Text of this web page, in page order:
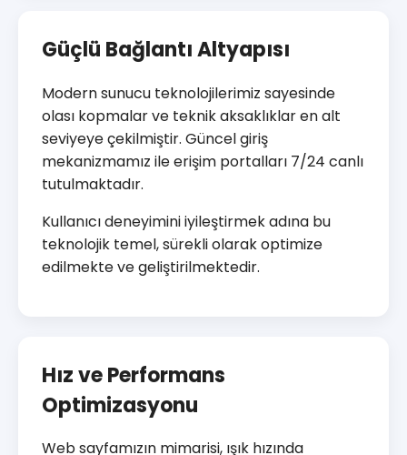
Güçlü Bağlantı Altyapısı
Modern sunucu teknolojilerimiz sayesinde
olası kopmalar ve teknik aksaklıklar en alt
seviyeye çekilmiştir. Güncel giriş
mekanizmamız ile erişim portalları 7/24 canlı
tutulmaktadır.
Kullanıcı deneyimini iyileştirmek adına bu
teknolojik temel, sürekli olarak optimize
edilmekte ve geliştirilmektedir.
Hız ve Performans
Optimizasyonu
Web sayfamızın mimarisi, ışık hızında